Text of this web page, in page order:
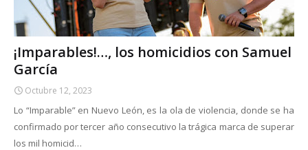
¡Imparables!…, los homicidios con Samuel
García
Octubre 12, 2023
Lo “Imparable” en Nuevo León, es la ola de violencia, donde se ha
confirmado por tercer año consecutivo la trágica marca de superar
los mil homicid…